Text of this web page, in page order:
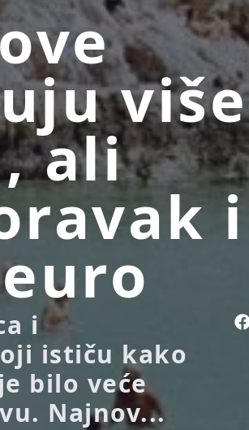
više
ali
i
i
ističu kako
bilo veće
Najnov...